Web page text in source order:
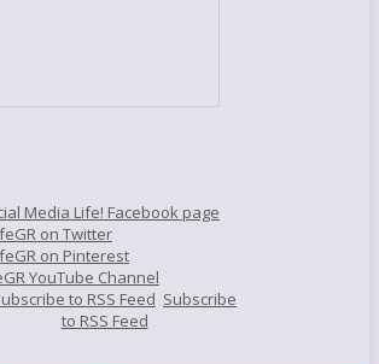
Subscribe
to RSS Feed